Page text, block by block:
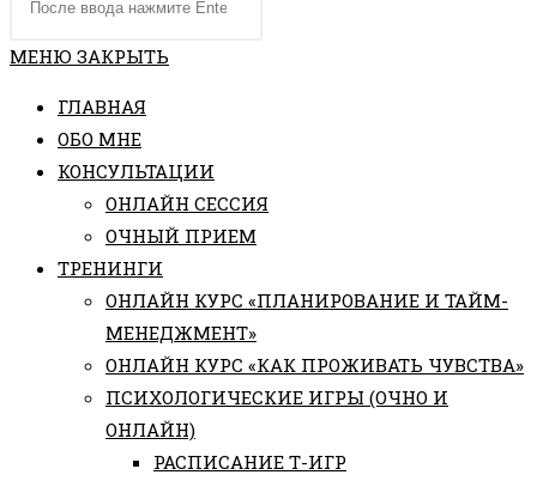
САЙТУ
сайте
МЕНЮ ЗАКРЫТЬ
ГЛАВНАЯ
ОБО МНЕ
КОНСУЛЬТАЦИИ
ОНЛАЙН СЕССИЯ
ОЧНЫЙ ПРИЕМ
ТРЕНИНГИ
ОНЛАЙН КУРС «ПЛАНИРОВАНИЕ И ТАЙМ-
МЕНЕДЖМЕНТ»
ОНЛАЙН КУРС «КАК ПРОЖИВАТЬ ЧУВСТВА»
ПСИХОЛОГИЧЕСКИЕ ИГРЫ (ОЧНО И
ОНЛАЙН)
РАСПИСАНИЕ Т-ИГР